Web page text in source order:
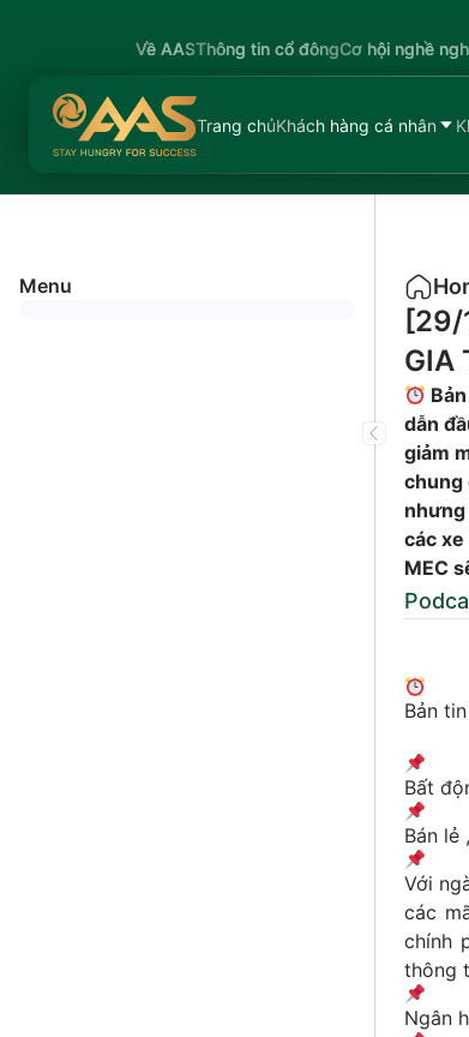
Về AASThông tin cổ đôngCơ hội nghề
Trang chủKhách hàng cá nhân
Menu
[29/
GIA
dẫn
giảm
chung
nhưng
các
MEC
Bản
Bất
Bán lẻ
Với
các
chính
thông
Ngân